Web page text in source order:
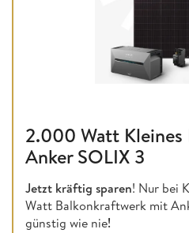
2.000 Watt
Anker SOLIX 3
Jetzt kräftig sparen! Nur bei
Watt Balkonkraftwerk mit
günstig wie nie!